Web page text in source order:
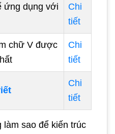
ứng dụng với
Chi
tiết
chữ V được
Chi
tiết
Chi
tiết
làm sao để kiến trúc